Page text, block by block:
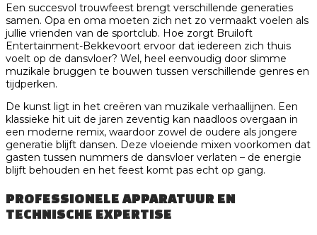
Een succesvol trouwfeest brengt verschillende generaties
samen. Opa en oma moeten zich net zo vermaakt voelen als
jullie vrienden van de sportclub. Hoe zorgt Bruiloft
Entertainment-Bekkevoort ervoor dat iedereen zich thuis
voelt op de dansvloer? Wel, heel eenvoudig door slimme
muzikale bruggen te bouwen tussen verschillende genres en
tijdperken.
De kunst ligt in het creëren van muzikale verhaallijnen. Een
klassieke hit uit de jaren zeventig kan naadloos overgaan in
een moderne remix, waardoor zowel de oudere als jongere
generatie blijft dansen. Deze vloeiende mixen voorkomen dat
gasten tussen nummers de dansvloer verlaten – de energie
blijft behouden en het feest komt pas echt op gang.
PROFESSIONELE APPARATUUR EN
TECHNISCHE EXPERTISE